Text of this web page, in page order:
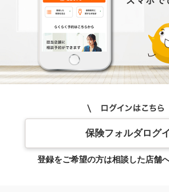
保険フォルダログ
登録をご希望の方は相談した店舗